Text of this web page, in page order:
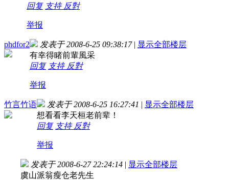
回复 支持 反對
举报
phdfor2 发表于 2008-6-25 09:38:17 | 显示全部楼层
有幸得睹前輩風采
回复 支持 反對
举报
竹言竹语 发表于 2008-6-25 16:27:41 | 显示全部楼层
想看看李天桓老前辈！
回复 支持 反對
举报
发表于 2008-6-27 22:24:14 | 显示全部楼层
虞山派翁瘦仓老先生